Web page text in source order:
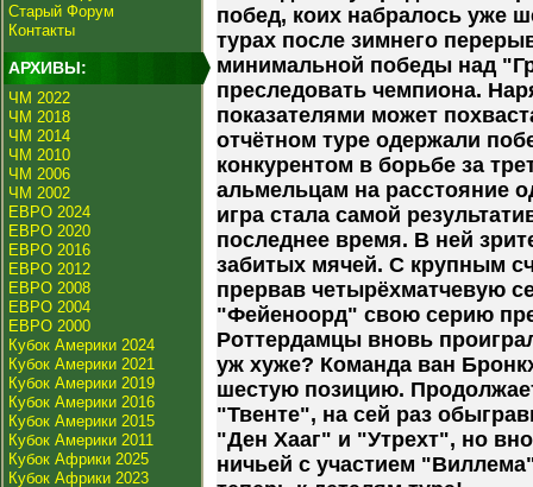
Старый Форум
Контакты
АРХИВЫ:
ЧМ 2022
ЧМ 2018
ЧМ 2014
ЧМ 2010
ЧМ 2006
ЧМ 2002
ЕВРО 2024
ЕВРО 2020
ЕВРО 2016
ЕВРО 2012
ЕВРО 2008
ЕВРО 2004
ЕВРО 2000
Кубок Америки 2024
Кубок Америки 2021
Кубок Америки 2019
Кубок Америки 2016
Кубок Америки 2015
Кубок Америки 2011
Кубок Африки 2025
Кубок Африки 2023
побед, коих набралось уже
турах после зимнего
минимальной победы над
преследовать чемпиона.
показателями может
отчётном туре одержали
конкурентом в борьбе за
альмельцам на расстояние
игра стала самой
последнее время. В ней
забитых мячей. С крупным
прервав четырёхматчевую
"Фейеноорд" свою серию
Роттердамцы вновь
уж хуже? Команда ван
шестую позицию.
"Твенте", на сей раз
"Ден Хааг" и "Утрехт", но
ничьей с участием